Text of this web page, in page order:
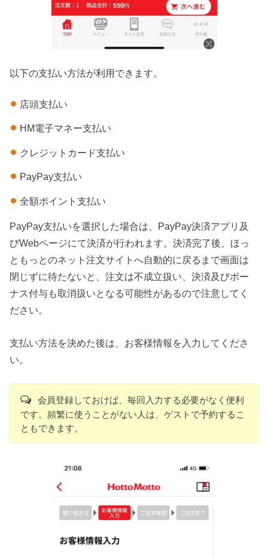
以下の支払い方法が利用できます。
店頭支払い
HM電子マネー支払い
クレジットカード支払い
PayPay支払い
全額ポイント支払い
PayPay支払いを選択した場合は、PayPay決済アプリ及
びWebページにて決済が行われます。決済完了後、ほっ
ともっとのネット注文サイトへ自動的に戻るまで画面は
閉じずに待たないと、注文は不成立扱い、決済及びボー
ナス付与も取消扱いとなる可能性があるので注意してく
ださい。
支払い方法を決めた後は、お客様情報を入力してくださ
い。
会員登録しておけば、毎回入力する必要がなく便利
です。頻繁に使うことがない人は、ゲストで予約するこ
ともできます。